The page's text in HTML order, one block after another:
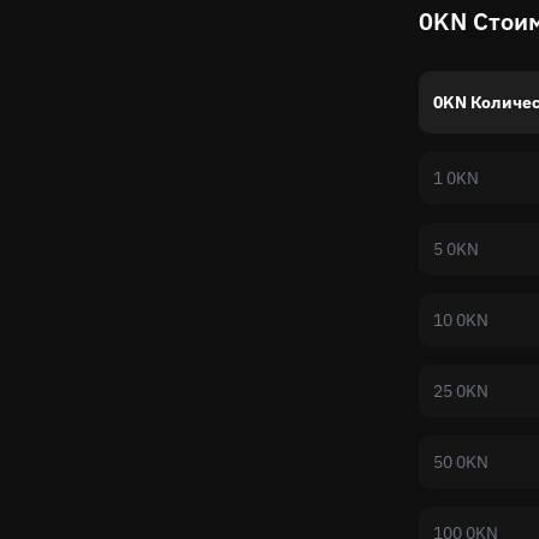
0KN
0KN
1 0KN
5 0KN
10 0KN
25 0KN
50 0KN
100 0KN